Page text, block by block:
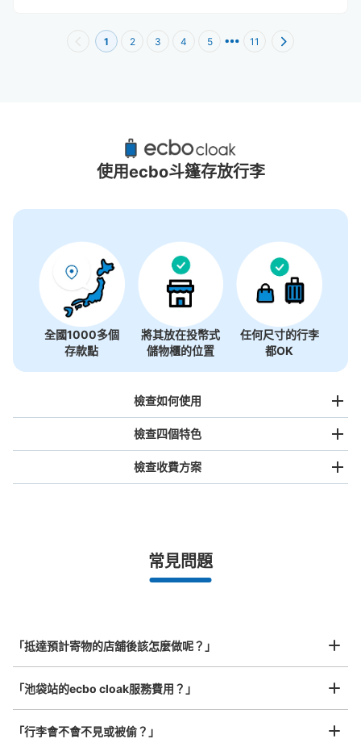
1 2 3 4 5 11
池袋站附近推薦的寄物櫃
22個投幣式置物櫃
使用ecbo斗篷存放行李
全國1000多個
存款點
將其放在投幣式
儲物櫃的位置
任何尺寸的行李
都OK
檢查如何使用
事先用手機預約
指定的日期和時間
檢查四個特色
全國有1,000家以上合作店鋪
檢查收費方案
最長邊未滿45cm的行李（小型背包、手提包、手提行李
¥800/日
常見問題
「抵達預計寄物的店舖後該怎麼做呢？」
「池袋站的ecbo cloak服務費用？」
「行李會不會不見或被偷？」